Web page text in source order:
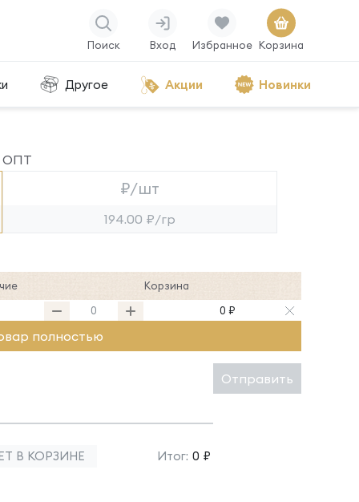
Поиск Вход Избранное Корзина
Другое Акции Новинки
ОПТ
₽/шт
194.00 ₽/гр
Корзина
0 ₽
полностью
Отправить
В КОРЗИНЕ Итог: 0 ₽